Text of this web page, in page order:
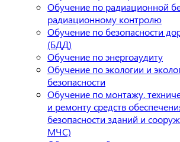
Обучение по радиационной
радиационному контролю
Обучение по безопасности
(БДД)
Обучение по энергоаудиту
Обучение по экологии и
безопасности
Обучение по монтажу,
и ремонту средств
безопасности зданий и
МЧС)